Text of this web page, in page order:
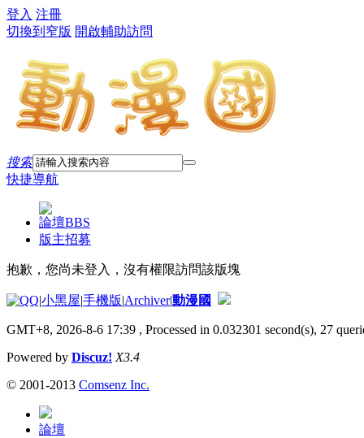
登入 注冊
切換到窄版 開啟輔助訪問
搜索
快捷導航
論壇BBS
版主招募
抱歉，您尚未登入，沒有權限訪問該版塊
|小黑屋|手機版|Archiver|動漫國
GMT+8, 2026-8-6 17:39 , Processed in 0.032301 second(s), 27
Powered by Discuz! X3.4
© 2001-2013 Comsenz Inc.
論壇